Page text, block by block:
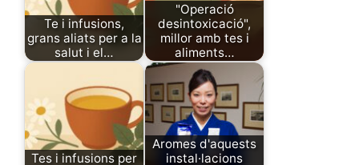
Te i infusions,
grans aliats per a la
salut i el…
"Operació
desintoxicació",
millor amb tes i
aliments…
Tes i infusions per
Aromes d'aquests
instal·lacions